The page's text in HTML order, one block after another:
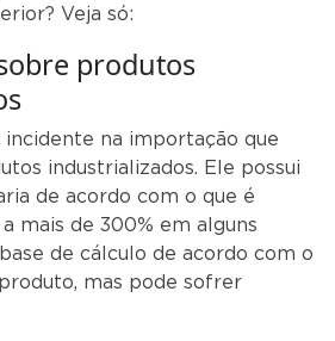
Veja só:
produtos
na importação que
industrializados. Ele possui
de acordo com o que é
mais de 300% em alguns
de cálculo de acordo com o
mas pode sofrer